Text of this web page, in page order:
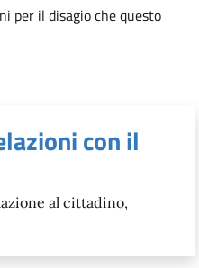
per il disagio che questo
con il
al cittadino,